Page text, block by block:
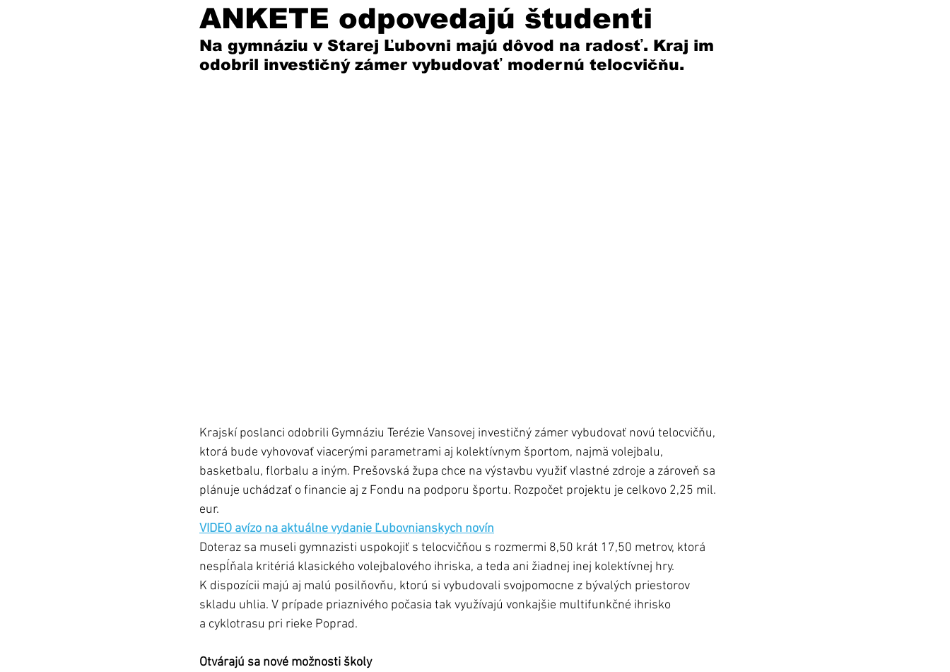
ANKETE odpovedajú študenti
Na gymnáziu v Starej Ľubovni majú dôvod na radosť. Kraj im
odobril investičný zámer vybudovať modernú telocvičňu.
Krajskí poslanci odobrili Gymnáziu Terézie Vansovej investičný zámer vybudovať novú telocvičňu,
ktorá bude vyhovovať viacerými parametrami aj kolektívnym športom, najmä volejbalu,
basketbalu, florbalu a iným. Prešovská župa chce na výstavbu využiť vlastné zdroje a zároveň sa
plánuje uchádzať o financie aj z Fondu na podporu športu. Rozpočet projektu je celkovo 2,25 mil.
eur.
VIDEO avízo na aktuálne vydanie Ľubovnianskych novín
Doteraz sa museli gymnazisti uspokojiť s telocvičňou s rozmermi 8,50 krát 17,50 metrov, ktorá
nespĺňala kritériá klasického volejbalového ihriska, a teda ani žiadnej inej kolektívnej hry.
K dispozícii majú aj malú posilňovňu, ktorú si vybudovali svojpomocne z bývalých priestorov
skladu uhlia. V prípade priaznivého počasia tak využívajú vonkajšie multifunkčné ihrisko
a cyklotrasu pri rieke Poprad.
Otvárajú sa nové možnosti školy